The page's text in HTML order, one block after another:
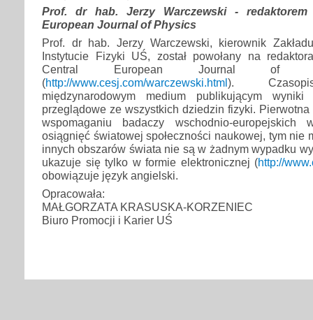
Prof. dr hab. Jerzy Warczewski - redaktorem
European Journal of Physics
Prof. dr hab. Jerzy Warczewski, kierownik
Instytucie Fizyki UŚ, został powołany na
Central European Journal of
(http://www.cesj.com/warczewski.html).
międzynarodowym medium publikującym
przeglądowe ze wszystkich dziedzin fizyki.
wspomaganiu badaczy wschodnio-europejskich
osiągnięć światowej społeczności naukowej, tym nie
innych obszarów świata nie są w żadnym wypadku
ukazuje się tylko w formie elektronicznej (http://
obowiązuje język angielski.
Opracowała:
MAŁGORZATA KRASUSKA-KORZENIEC
Biuro Promocji i Karier UŚ